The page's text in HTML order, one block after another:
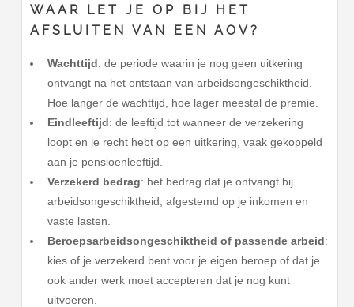
WAAR LET JE OP BIJ HET
AFSLUITEN VAN EEN AOV?
Wachttijd: de periode waarin je nog geen uitkering
ontvangt na het ontstaan van arbeidsongeschiktheid.
Hoe langer de wachttijd, hoe lager meestal de premie.
Eindleeftijd: de leeftijd tot wanneer de verzekering
loopt en je recht hebt op een uitkering, vaak gekoppeld
aan je pensioenleeftijd.
Verzekerd bedrag: het bedrag dat je ontvangt bij
arbeidsongeschiktheid, afgestemd op je inkomen en
vaste lasten.
Beroepsarbeidsongeschiktheid of passende arbeid:
kies of je verzekerd bent voor je eigen beroep of dat je
ook ander werk moet accepteren dat je nog kunt
uitvoeren.